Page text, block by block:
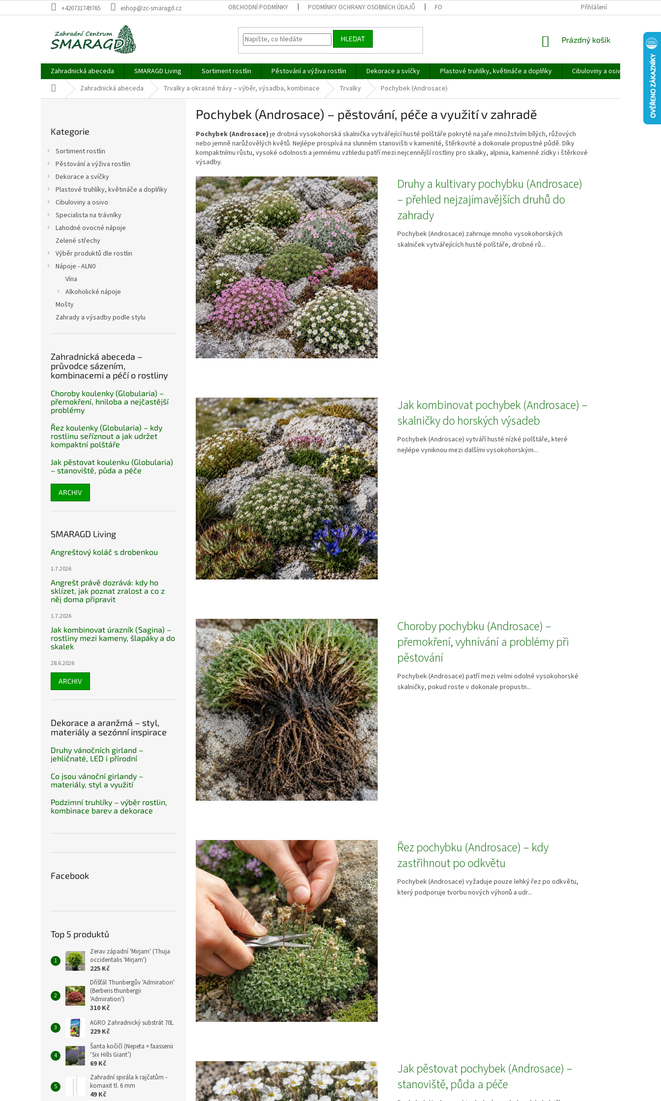
na
+420731749765 eshop@zc-smaragd.cz OBCHODNÍ PODMÍNKY PODMÍNKY OCHRANY OSOBNÍCH ÚDAJŮ FORMULÁŘ PRO UPLATNĚNÍ REKLAMACE REKLAMAČNÍ ŘÁD
Přihlášení
HLEDAT
NÁKUPNÍ
Prázdný košík
Zahradnická abeceda SMARAGD Living Sortiment rostlin Pěstování a výživa rostlin Dekorace a svíčky Plastové truhlíky, květináče a doplňky Cibuloviny a osivo
Domů Zahradnická abeceda Trvalky a okrasné trávy – výběr, výsadba, kombinace Trvalky Pochybek (Androsace)
kategorie
Kategorie
Sortiment rostlin
Pěstování a výživa rostlin
Dekorace a svíčky
Plastové truhlíky, květináče a doplňky
Cibuloviny a osivo
Specialista na trávníky
Lahodné ovocné nápoje
Zelené střechy
Výběr produktů dle rostlin
Nápoje - ALN0
Vína
Alkoholické nápoje
Mošty
Zahrady a výsadby podle stylu
Zahradnická abeceda –
průvodce sázením,
kombinacemi a péčí o rostliny
Choroby koulenky (Globularia) –
přemokření, hniloba a nejčastější
problémy
Řez koulenky (Globularia) – kdy
rostlinu seříznout a jak udržet
kompaktní polštáře
Jak pěstovat koulenku (Globularia)
– stanoviště, půda a péče
ARCHIV
SMARAGD Living
Angreštový koláč s drobenkou
1.7.2026
Angrešt právě dozrává: kdy ho
sklízet, jak poznat zralost a co z
něj doma připravit
1.7.2026
Jak kombinovat úrazník (Sagina) –
rostliny mezi kameny, šlapáky a do
skalek
28.6.2026
ARCHIV
Dekorace a aranžmá – styl,
materiály a sezónní inspirace
Druhy vánočních girland –
jehličnaté, LED i přírodní
Co jsou vánoční girlandy –
materiály, styl a využití
Podzimní truhlíky – výběr rostlin,
kombinace barev a dekorace
Facebook
Top 5 produktů
Zerav západní 'Mirjam' (Thuja
occidentalis 'Mirjam')
225 Kč
Dřišťál Thunbergův 'Admiration'
(Berberis thunbergii
'Admiration')
310 Kč
AGRO Zahradnický substrát 70L
229 Kč
Šanta kočičí (Nepeta × faassenii
‘Six Hills Giant’)
69 Kč
Zahradní spirála k rajčatům -
komaxit tl. 6 mm
49 Kč
Pochybek (Androsace) – pěstování, péče a využití v zahradě
Pochybek (Androsace) je drobná vysokohorská skalnička vytvářející husté polštáře pokryté na jaře množstvím bílých, růžových
nebo jemně narůžovělých květů. Nejlépe prospívá na slunném stanovišti v kamenité, štěrkovité a dokonale propustné půdě. Díky
kompaktnímu růstu, vysoké odolnosti a jemnému vzhledu patří mezi nejcennější rostliny pro skalky, alpinia, kamenné zídky i štěrkové
výsadby.
V
ý
p
i
s
č
l
á
n
k
ů
Druhy a kultivary pochybku (Androsace)
– přehled nejzajímavějších druhů do
zahrady
Pochybek (Androsace) zahrnuje mnoho vysokohorských
skalniček vytvářejících husté polštáře, drobné rů...
Jak kombinovat pochybek (Androsace) –
skalničky do horských výsadeb
Pochybek (Androsace) vytváří husté nízké polštáře, které
nejlépe vyniknou mezi dalšími vysokohorským...
Choroby pochybku (Androsace) –
přemokření, vyhnívání a problémy při
pěstování
Pochybek (Androsace) patří mezi velmi odolné vysokohorské
skalničky, pokud roste v dokonale propustn...
Řez pochybku (Androsace) – kdy
zastřihnout po odkvětu
Pochybek (Androsace) vyžaduje pouze lehký řez po odkvětu,
který podporuje tvorbu nových výhonů a udr...
Jak pěstovat pochybek (Androsace) –
stanoviště, půda a péče